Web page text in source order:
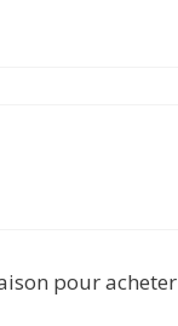
pour acheter